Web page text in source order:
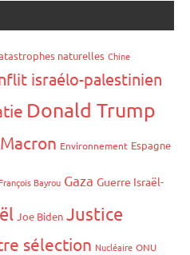
naturelles Chine
israélo-palestinien
Donald Trump
Environnement Espagne
François Bayrou Gaza Guerre Israël-
Joe Biden Justice
sélection Nucléaire ONU